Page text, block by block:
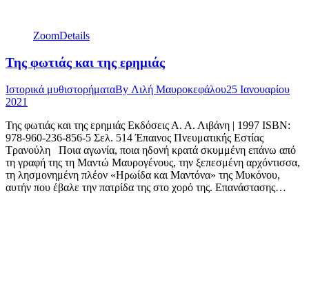
ZoomDetails
Της φωτιάς και της ερημιάς
Ιστορικά μυθιστορήματαBy Λιλή Μαυροκεφάλου25 Ιανουαρίου
2021
Της φωτιάς και της ερημιάς Εκδόσεις Α. Α. Λιβάνη | 1997 ISBN:
978-960-236-856-5 Σελ. 514 Έπαινος Πνευματικής Εστίας
Τρανούλη Ποια αγωνία, ποια ηδονή κρατά σκυμμένη επάνω από
τη γραφή της τη Μαντώ Μαυρογένους, την ξεπεσμένη αρχόντισσα,
τη λησμονημένη πλέον «Ηρωίδα και Μαντόνα» της Μυκόνου,
αυτήν που έβαλε την πατρίδα της στο χορό της. Επανάστασης…